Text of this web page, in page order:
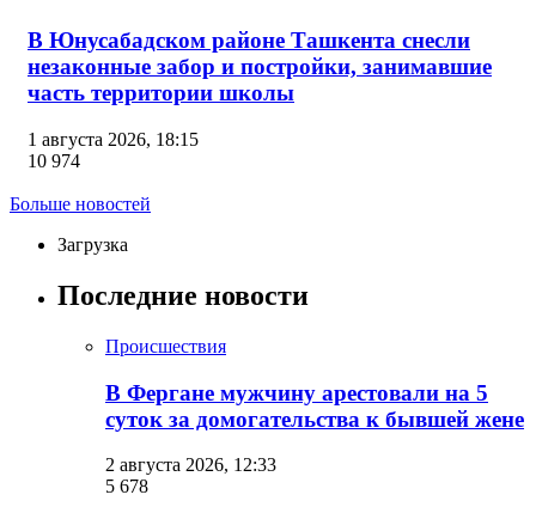
В Юнусабадском районе Ташкента снесли
незаконные забор и постройки, занимавшие
часть территории школы
1 августа 2026, 18:15
10 974
Больше новостей
Загрузка
Последние новости
Происшествия
В Фергане мужчину арестовали на 5
суток за домогательства к бывшей жене
2 августа 2026, 12:33
5 678